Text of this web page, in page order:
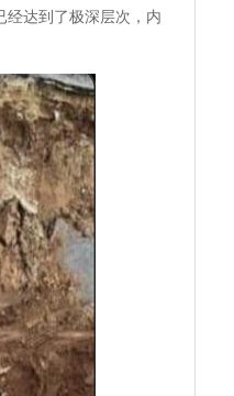
经达到了极深层次，内